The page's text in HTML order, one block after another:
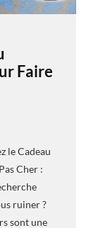
Faire
le Cadeau
Cher :
ruiner ?
sont une